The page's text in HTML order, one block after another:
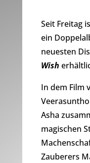
Seit Freitag
ein
neuesten
Wish
In dem Film
Asha
magischen
Zauberers